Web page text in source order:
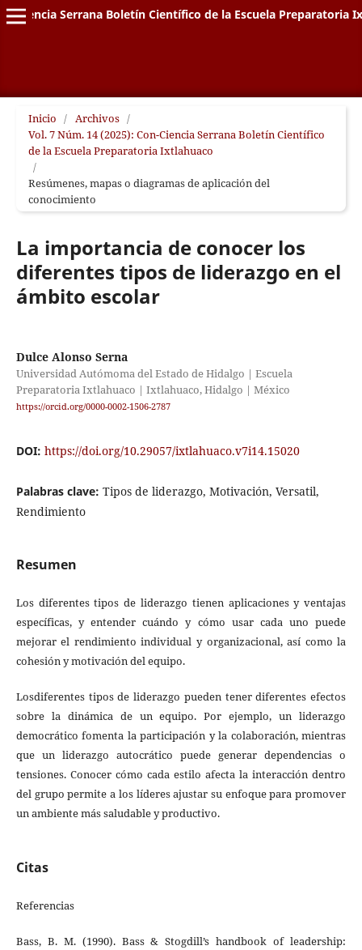
Ciencia Serrana Boletín Científico de la Escuela Preparatoria
Inicio / Archivos /
Vol. 7 Núm. 14 (2025): Con-Ciencia Serrana Boletín Científico
de la Escuela Preparatoria Ixtlahuaco
/
Resúmenes, mapas o diagramas de aplicación del
conocimiento
La importancia de conocer los
diferentes tipos de liderazgo en el
ámbito escolar
Dulce Alonso Serna
Universidad Autómoma del Estado de Hidalgo | Escuela
Preparatoria Ixtlahuaco | Ixtlahuaco, Hidalgo | México
https://orcid.org/0000-0002-1506-2787
DOI: https://doi.org/10.29057/ixtlahuaco.v7i14.15020
Palabras clave: Tipos de liderazgo, Motivación, Versatil,
Rendimiento
Resumen
Los diferentes tipos de liderazgo tienen aplicaciones y ventajas
específicas, y entender cuándo y cómo usar cada uno puede
mejorar el rendimiento individual y organizacional, así como la
cohesión y motivación del equipo.
Losdiferentes tipos de liderazgo pueden tener diferentes efectos
sobre la dinámica de un equipo. Por ejemplo, un liderazgo
democrático fomenta la participación y la colaboración, mientras
que un liderazgo autocrático puede generar dependencias o
tensiones. Conocer cómo cada estilo afecta la interacción dentro
del grupo permite a los líderes ajustar su enfoque para promover
un ambiente más saludable y productivo.
Citas
Referencias
Bass, B. M. (1990). Bass & Stogdill’s handbook of leadership: